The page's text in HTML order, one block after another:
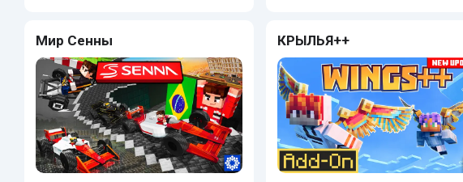
Мир Сенны КРЫЛЬЯ++